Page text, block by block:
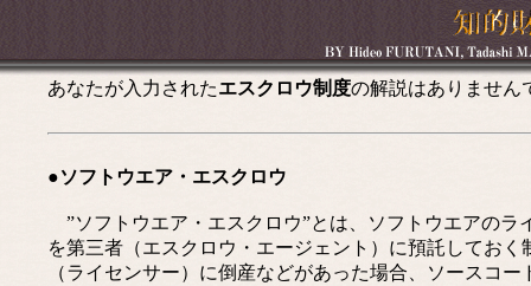
あなたが入力されたエスクロウ制度の解説はありません
●ソフトウエア・エスクロウ
”ソフトウエア・エスクロウ”とは、ソフトウエアのラ
を第三者（エスクロウ・エージェント）に預託してお
（ライセンサー）に倒産などがあった場合、ソースコ